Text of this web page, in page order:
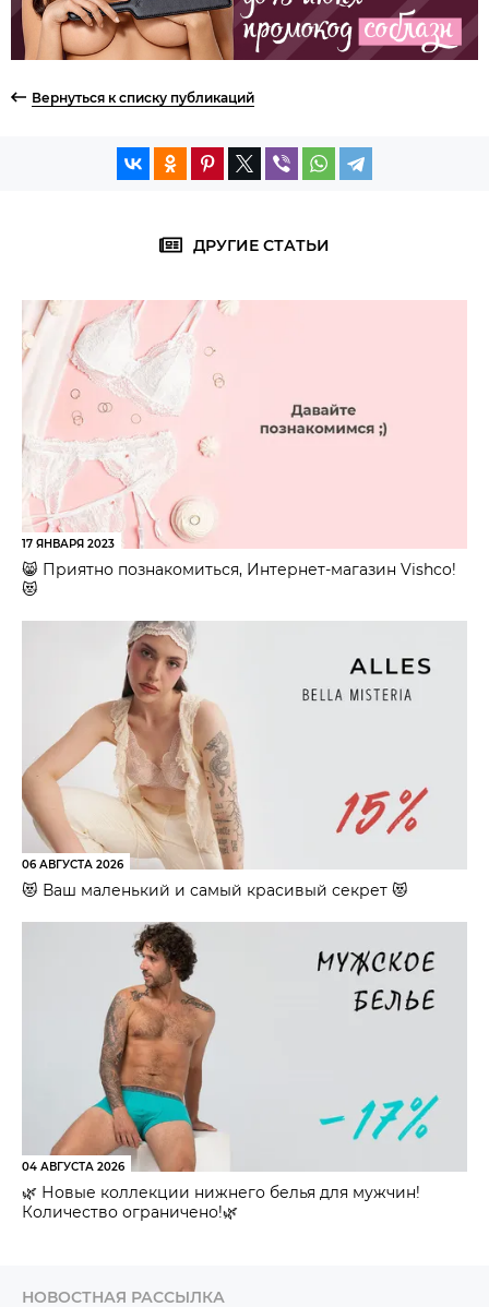
Вернуться к списку публикаций
ДРУГИЕ СТАТЬИ
17 ЯНВАРЯ 2023
😸 Приятно познакомиться, Интернет-магазин Vishco!
😻
06 АВГУСТА 2026
😻 Ваш маленький и самый красивый секрет 😻
04 АВГУСТА 2026
🌿 Новые коллекции нижнего белья для мужчин!
Количество ограничено!🌿
НОВОСТНАЯ РАССЫЛКА